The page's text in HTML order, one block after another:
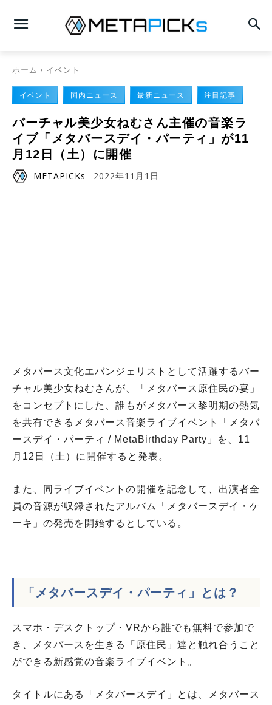
ホーム イベント
イベント 国内ニュース 最新ニュース 注目記事
バーチャル美少女ねむさん主催の音楽ラ
イブ「メタバースデイ・パーティ」が11
月12日（土）に開催
METAPICKs 2022年11月1日
メタバース文化エバンジェリストとして活躍するバー
チャル美少女ねむさんが、「メタバース原住民の宴」
をコンセプトにした、誰もがメタバース黎明期の熱気
を共有できるメタバース音楽ライブイベント「メタバ
ースデイ・パーティ / MetaBirthday Party」を、11
月12日（土）に開催すると発表。
また、同ライブイベントの開催を記念して、出演者全
員の音源が収録されたアルバム「メタバースデイ・ケ
ーキ」の発売を開始するとしている。
「メタバースデイ・パーティ」とは ？
スマホ・デスクトップ・VRから誰でも無料で参加で
き、メタバースを生きる「原住民」達と触れ合うこと
ができる新感覚の音楽ライブイベント。
タイトルにある「メタバースデイ」とは、メタバース